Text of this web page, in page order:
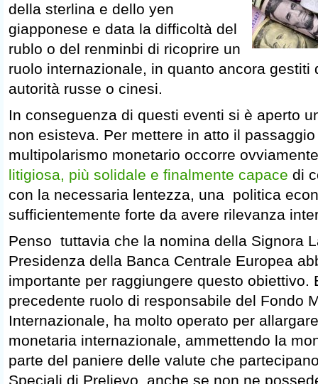
della sterlina e dello yen
giapponese e data la difficoltà del
rublo o del renminbi di ricoprire un
ruolo internazionale, in quanto ancora gestiti
autorità russe o cinesi.
In conseguenza di questi eventi si è aperto
non esisteva. Per mettere in atto il
multipolarismo monetario occorre
litigiosa, più solidale e finalmente capace di
con la necessaria lentezza, una politica
sufficientemente forte da avere rilevanza
Penso tuttavia che la nomina della Signora
Presidenza della Banca Centrale Europea
importante per raggiungere questo obiettivo.
precedente ruolo di responsabile del Fondo
Internazionale, ha molto operato per
monetaria internazionale, ammettendo la
parte del paniere delle valute che
Speciali di Prelievo, anche se non ne